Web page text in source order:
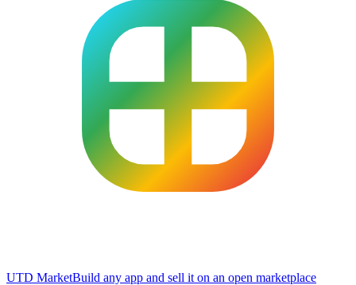
UTD MarketBuild any app and sell it on an open marketplace